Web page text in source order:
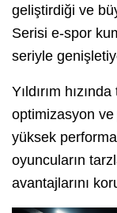
geliştirdiği ve
Serisi e-spor
seriyle
Yıldırım
optimizasyon
yüksek
oyuncuların
avantajlarını